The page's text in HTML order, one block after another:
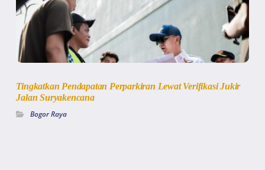
Tingkatkan Pendapatan Perparkiran Lewat Verifikasi Jukir
Jalan Suryakencana
Bogor Raya